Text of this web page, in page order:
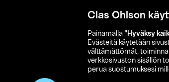
Clas Ohlson
Painamalla ”Hyväksy
Evästeitä käytetään
välttämättömät,
verkkosivuston sisällön
perua suostumuksesi
Saavutettavuus